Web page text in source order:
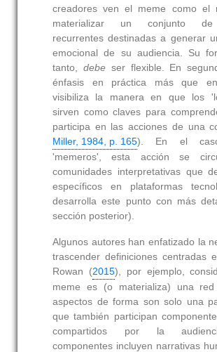
creadores ven el meme como el
materializar un conjunto de
recurrentes destinadas a generar
emocional de su audiencia. Su
tanto, debeser flexible. En
énfasis en práctica más que
visibiliza la manera en que los
sirven como claves para
participa en las acciones de una
Miller, 1984, p. 165). En el
'memeros', esta acción se
comunidades interpretativas que
específicos en plataformas
desarrolla este punto con más
sección posterior).
Algunos autores han enfatizado la
trascender definiciones centradas
Rowan (2015), por ejemplo,
meme es (o materializa) una
aspectos de forma son solo una
que también participan
compartidos por la
componentes incluyen narrativas